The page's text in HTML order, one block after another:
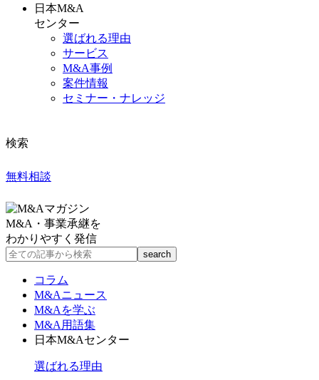
日本M&A
センター
選ばれる理由
サービス
M&A事例
案件情報
セミナー・ナレッジ
検索
無料相談
M&A・事業承継を
わかりやすく発信
コラム
M&Aニュース
M&Aを学ぶ
M&A用語集
日本M&Aセンター
選ばれる理由